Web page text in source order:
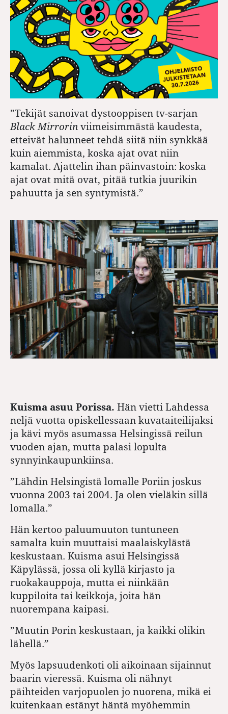
”Tekijät sanoivat dystooppisen tv-sarjan
Black Mirrorin viimeisimmästä kaudesta,
etteivät halunneet tehdä siitä niin synkkää
kuin aiemmista, koska ajat ovat niin
kamalat. Ajattelin ihan päinvastoin: koska
ajat ovat mitä ovat, pitää tutkia juurikin
pahuutta ja sen syntymistä.”
Kuisma asuu Porissa. Hän vietti Lahdessa
neljä vuotta opiskellessaan kuvataiteilijaksi
ja kävi myös asumassa Helsingissä reilun
vuoden ajan, mutta palasi lopulta
synnyinkaupunkiinsa.
”Lähdin Helsingistä lomalle Poriin joskus
vuonna 2003 tai 2004. Ja olen vieläkin sillä
lomalla.”
Hän kertoo paluumuuton tuntuneen
samalta kuin muuttaisi maalaiskylästä
keskustaan. Kuisma asui Helsingissä
Käpylässä, jossa oli kyllä kirjasto ja
ruokakauppoja, mutta ei niinkään
kuppiloita tai keikkoja, joita hän
nuorempana kaipasi.
”Muutin Porin keskustaan, ja kaikki olikin
lähellä.”
Myös lapsuudenkoti oli aikoinaan sijainnut
baarin vieressä. Kuisma oli nähnyt
päihteiden varjopuolen jo nuorena, mikä ei
kuitenkaan estänyt häntä myöhemmin